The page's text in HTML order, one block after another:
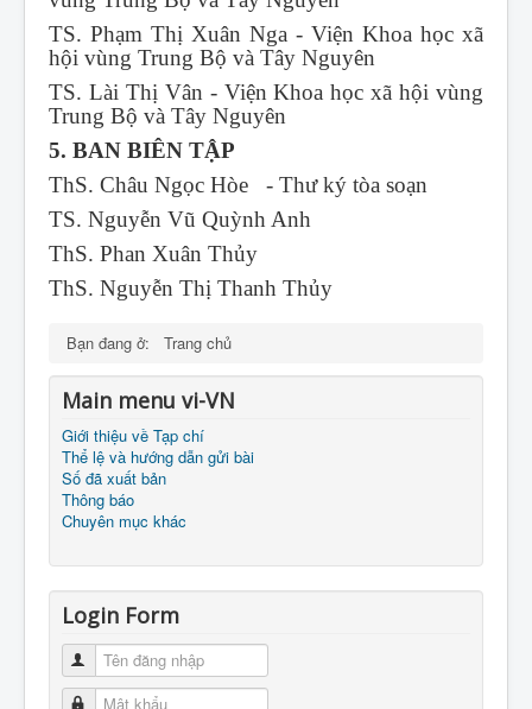
TS. Phạm Thị Xuân Nga - Viện Khoa học xã
hội vùng Trung Bộ và Tây Nguyên
TS. Lài Thị Vân - Viện Khoa học xã hội vùng
Trung Bộ và Tây Nguyên
5. BAN BIÊN TẬP
ThS. Châu Ngọc Hòe - Thư ký tòa soạn
TS. Nguyễn Vũ Quỳnh Anh
ThS. Phan Xuân Thủy
ThS. Nguyễn Thị Thanh Thủy
Bạn đang ở: Trang chủ
Main menu vi-VN
Giới thiệu về Tạp chí
Thể lệ và hướng dẫn gửi bài
Số đã xuất bản
Thông báo
Chuyên mục khác
Login Form
Tên đăng nhập
Mật khẩu